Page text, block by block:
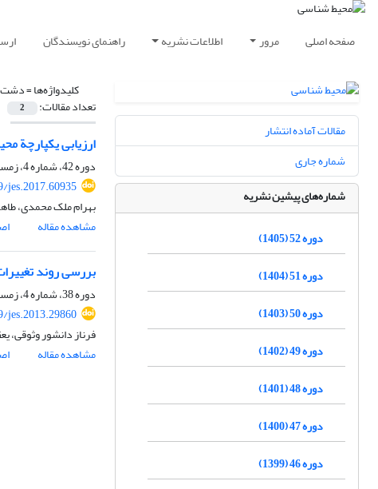
صفحه اصلی مرور اطلاعات نشریه راهنمای نویسندگان
کلیدواژه‌ها =دشت
تعداد مقالات: 2
ارزیابی یکپارچة
دوره 42، شماره 4، زمستان 1395، صفحه
jes.2017.60935
بهرام ملک محمدی،
مشاهده مقاله
بررسی روند
دوره 38، شماره 4، زمستان 1391، صفحه
jes.2013.29860
فرناز دانشور وثوقی،
مشاهده مقاله
مقالات آماده انتشار
شماره جاری
شماره‌های پیشین نشریه
دوره 52 (1405)
دوره 51 (1404)
دوره 50 (1403)
دوره 49 (1402)
دوره 48 (1401)
دوره 47 (1400)
دوره 46 (1399)